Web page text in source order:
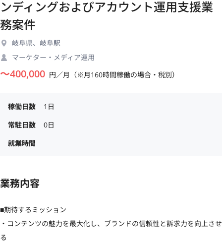
ンディングおよびアカウント運用支援業
務案件
岐阜県、岐阜駅
マーケター・メディア運用
〜400,000 円／月（※月160時間稼働の場合・税別）
稼働日数
1日
常駐日数
0日
就業時間
業務内容
■期待するミッション
・コンテンツの魅力を最大化し、ブランドの信頼性と訴求力を向上させ
る